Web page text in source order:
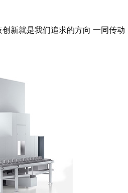
新就是我们追求的方向 一同传